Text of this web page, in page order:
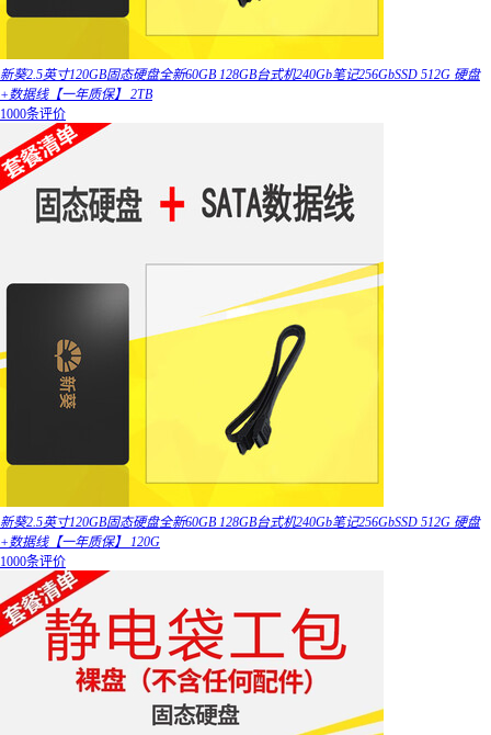
新葵2.5英寸120GB固态硬盘全新60GB 128GB台式机240Gb笔记256GbSSD 512G 硬盘
+数据线【一年质保】 2TB
1000条评价
新葵2.5英寸120GB固态硬盘全新60GB 128GB台式机240Gb笔记256GbSSD 512G 硬盘
+数据线【一年质保】 120G
1000条评价